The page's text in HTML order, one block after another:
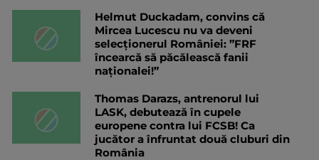
Helmut Duckadam, convins că
Mircea Lucescu nu va deveni
selecționerul României: ”FRF
încearcă să păcălească fanii
naționalei!”
Thomas Darazs, antrenorul lui
LASK, debutează în cupele
europene contra lui FCSB! Ca
jucător a înfruntat două cluburi din
România